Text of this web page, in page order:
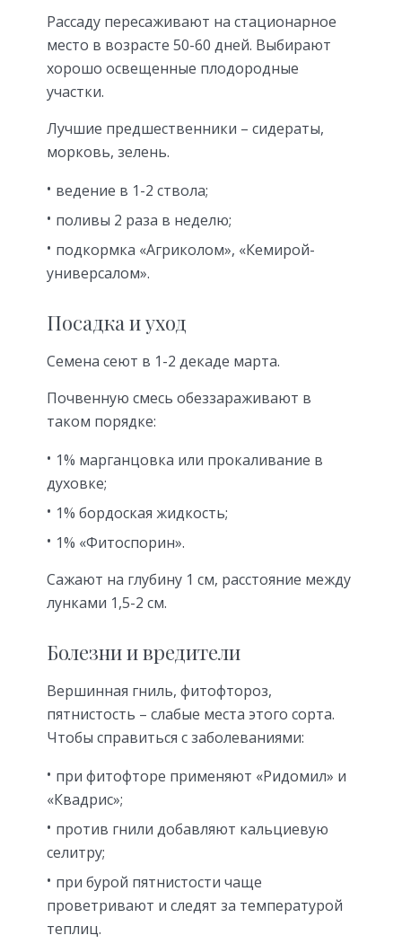
Рассаду пересаживают на стационарное
место в возрасте 50-60 дней. Выбирают
хорошо освещенные плодородные
участки.
Лучшие предшественники – сидераты,
морковь, зелень.
ведение в 1-2 ствола;
поливы 2 раза в неделю;
подкормка «Агриколом», «Кемирой-
универсалом».
Посадка и уход
Семена сеют в 1-2 декаде марта.
Почвенную смесь обеззараживают в
таком порядке:
1% марганцовка или прокаливание в
духовке;
1% бордоская жидкость;
1% «Фитоспорин».
Сажают на глубину 1 см, расстояние между
лунками 1,5-2 см.
Болезни и вредители
Вершинная гниль, фитофтороз,
пятнистость – слабые места этого сорта.
Чтобы справиться с заболеваниями:
при фитофторе применяют «Ридомил» и
«Квадрис»;
против гнили добавляют кальциевую
селитру;
при бурой пятнистости чаще
проветривают и следят за температурой
теплиц.